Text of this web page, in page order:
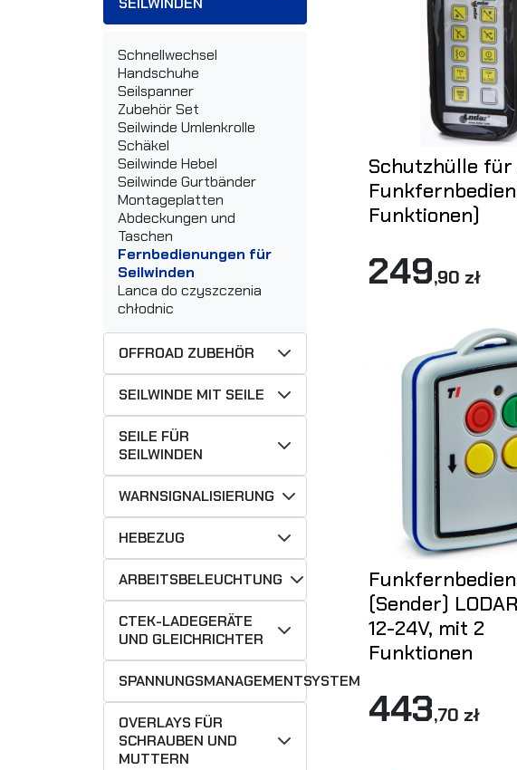
Schnellwechsel
Handschuhe
Seilspanner
Zubehör Set
Seilwinde Umlenkrolle
Schäkel
Seilwinde Hebel
Seilwinde Gurtbänder
Montageplatten
Abdeckungen und
Taschen
Fernbedienungen für
Seilwinden
Lanca do czyszczenia
chłodnic
OFFROAD ZUBEHÖR
SEILWINDE MIT SEILE
SEILE FÜR
SEILWINDEN
WARNSIGNALISIERUNG
HEBEZUG
ARBEITSBELEUCHTUNG
CTEK-LADEGERÄTE
UND GLEICHRICHTER
SPANNUNGSMANAGEMENTSYSTEM
OVERLAYS FÜR
SCHRAUBEN UND
MUTTERN
Schutzhülle für
Funktionen)
249,90 zł
(Sender)
12-24V, mit 2
Funktionen
443,70 zł